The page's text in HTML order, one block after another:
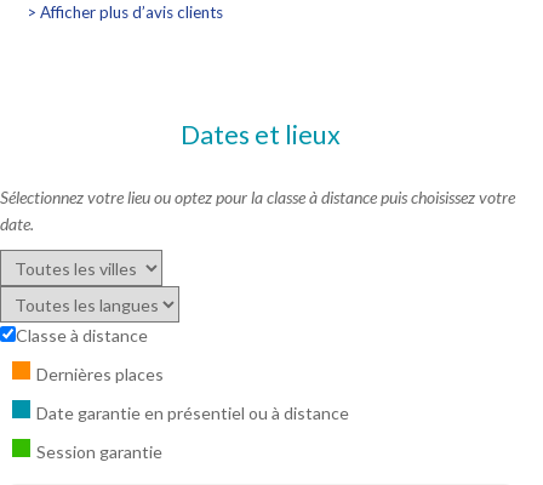
> Afficher plus d’avis clients
Dates et lieux
Sélectionnez votre lieu ou optez pour la classe à distance puis choisissez votre
date.
Classe à distance
Dernières places
Date garantie en présentiel ou à distance
Session garantie